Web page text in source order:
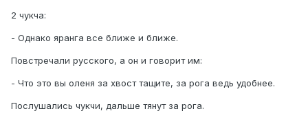
2 чукча:
- Однако яранга все ближе и ближе.
Повстречали русского, а он и говорит им:
- Что это вы оленя за хвост тащите, за рога ведь удобнее.
Послушались чукчи, дальше тянут за рога.